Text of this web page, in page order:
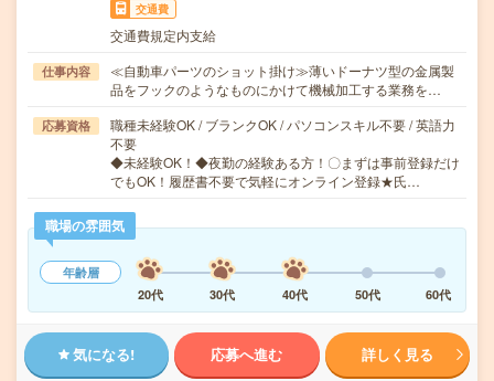
交通費
交通費規定内支給
仕事内容
≪自動車パーツのショット掛け≫薄いドーナツ型の金属製
品をフックのようなものにかけて機械加工する業務を…
応募資格
職種未経験OK / ブランクOK / パソコンスキル不要 / 英語力
不要
◆未経験OK！◆夜勤の経験ある方！〇まずは事前登録だけ
でもOK！履歴書不要で気軽にオンライン登録★氏…
職場の雰囲気
年齢層
20代
30代 40代 50代 60代
気になる! 応募へ進む 詳しく見る